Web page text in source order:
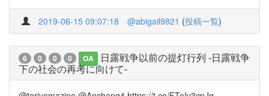
2019-06-15 09:07:18 @abigail9821 (投稿一覧)
6 0 0 0 OA
日露戦争以前の提灯行列 -日露戦争
下の社会の再考に向けて-